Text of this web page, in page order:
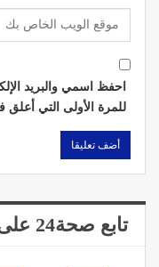
احفظ اسمي والبريد
للمرة الأولى التي أعلق
تابع صحة24 على: